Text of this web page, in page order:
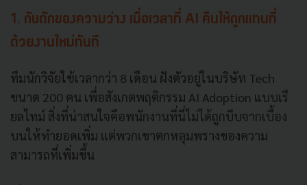
1. กับดักของความว่าง เมื่อเวลาที่ AI คืนให้ถูกแทนที่
ด้วยงานใหม่ทันที
ทีมนักวิจัยใช้เวลากว่า 8 เดือน ฝังตัวอยู่ในบริษัท Tech
ขนาด 200 คน เพื่อสังเกตพฤติกรรม AI Adoption แบบเรี
ยลไทม์ สิ่งที่น่าสนใจคือพนักงานที่นี่ไม่ได้ถูกบีบจากเบื้อง
บนให้ทำยอดเพิ่ม แต่พวกเขาตกหลุมพรางของความ
สามารถที่เพิ่มขึ้น